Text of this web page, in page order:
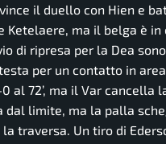
il duello con Hien e
Ketelaere, ma il belga è
di ripresa per la Dea
per un contatto in
72’, ma il Var cancella
limite, ma la palla
traversa. Un tiro di